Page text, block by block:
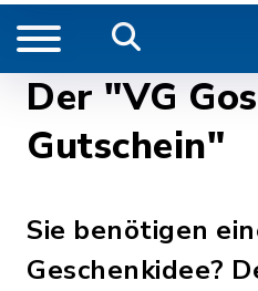
Der "VG
Gutschein"
Sie benötigen
Geschenkidee?